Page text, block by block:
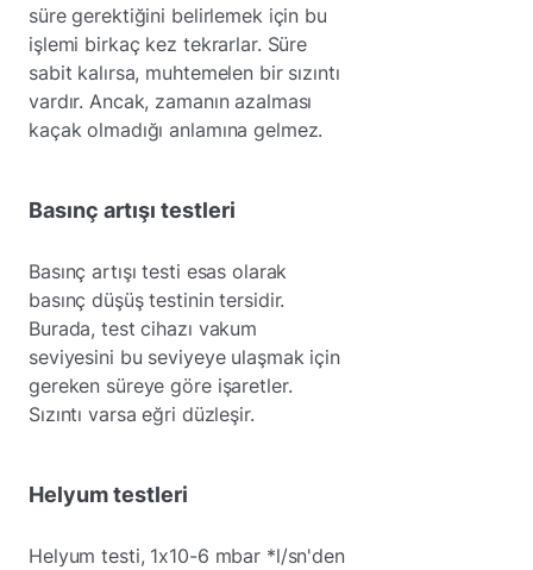
süre gerektiğini belirlemek için bu
işlemi birkaç kez tekrarlar. Süre
sabit kalırsa, muhtemelen bir sızıntı
vardır. Ancak, zamanın azalması
kaçak olmadığı anlamına gelmez.
Basınç artışı testleri
Basınç artışı testi esas olarak
basınç düşüş testinin tersidir.
Burada, test cihazı vakum
seviyesini bu seviyeye ulaşmak için
gereken süreye göre işaretler.
Sızıntı varsa eğri düzleşir.
Helyum testleri
Helyum testi, 1x10-6 mbar *l/sn'den